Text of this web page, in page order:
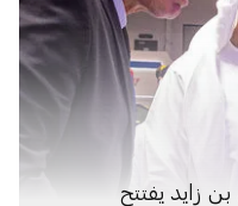
زايد يفتتح